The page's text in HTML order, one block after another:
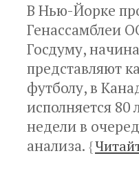
В Нью-Йорке
Генассамблеи
Госдуму,
представляют
футболу, в
исполняется
недели в
анализа. {